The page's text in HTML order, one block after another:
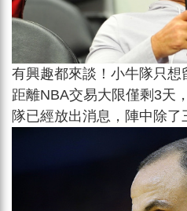
有興趣都來談！小牛隊只想
距離NBA交易大限僅剩3天
隊已經放出消息，陣中除了